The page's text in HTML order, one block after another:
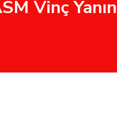
Vinç